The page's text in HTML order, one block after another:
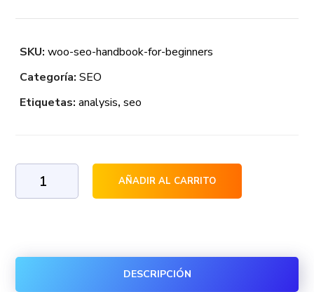
SKU:woo-seo-handbook-for-beginners
Categoría:SEO
Etiquetas:analysis,seo
HandBook
AÑADIR AL CARRITO
DESCRIPCIÓN